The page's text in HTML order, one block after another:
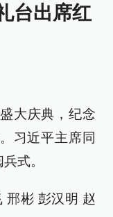
台出席红
大庆典，纪念
习近平主席同
式。
邢彬 彭汉明 赵